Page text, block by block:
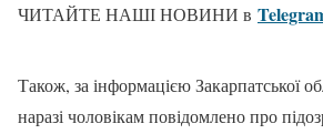
ЧИТАЙТЕ НАШІ НОВИНИ в
Також, за інформацією Закарпатської
наразі чоловікам повідомлено про